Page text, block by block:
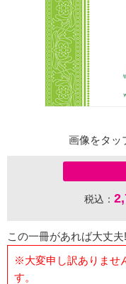
画像をタッ
税込：
この一冊があれば大丈夫
※大変申し訳ありませ
す。